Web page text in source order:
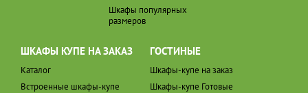
Шкафы популярных
размеров
ШКАФЫ КУПЕ НА ЗАКАЗ
Каталог
Встроенные шкафы-купе
ГОСТИНЫЕ
Шкафы-купе на заказ
Шкафы-купе Готовые